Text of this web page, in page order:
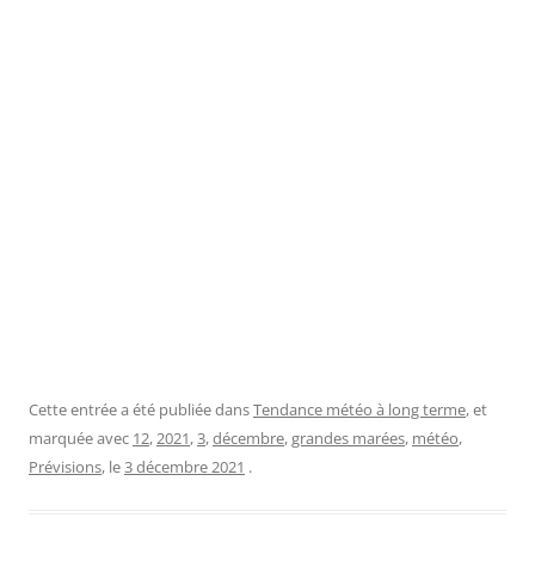
Cette entrée a été publiée dansTendance météo à long terme, et
marquée avec 12,2021,3,décembre,grandes marées, météo,
Prévisions, le3 décembre 2021 .